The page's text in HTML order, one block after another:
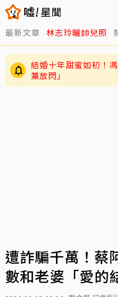
最新文章 林志玲曬帥兒照
結婚十年甜蜜如初！
兼放閃」
遭詐騙千萬！蔡
數和老婆「愛的